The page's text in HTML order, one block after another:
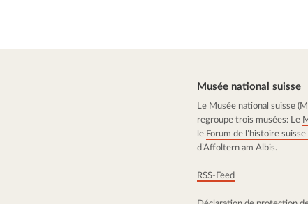
Musée national suisse
Le Musée national suisse
regroupe trois musées: Le
le Forum de l’histoire
d’Affoltern am Albis.
RSS-Feed